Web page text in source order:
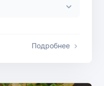
Подробнее